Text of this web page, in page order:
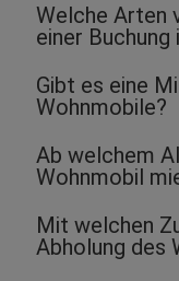
Welche Arten
einer Buchung
Gibt es eine
Wohnmobile?
Ab welchem
Wohnmobil
Mit welchen
Abholung des